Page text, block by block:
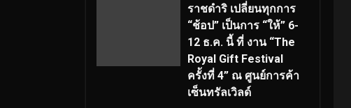
ราชดำริ เปลี่ยนทุกการ
“ช้อป” เป็นการ “ให้” 6-
12 ธ.ค. นี้ ที่ งาน “The
Royal Gift Festival
ครั้งที่ 4” ณ ศูนย์การค้า
เซ็นทรัลเวิลด์